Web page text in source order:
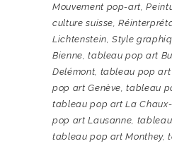
Mouvement pop-art ,
culture suisse ,
Lichtenstein ,Style
Bienne ,tableau pop art
Delémont tableau pop art
pop art Genève ,tableau
tableau pop art La
pop art Lausanne
tableau pop art Monthey,